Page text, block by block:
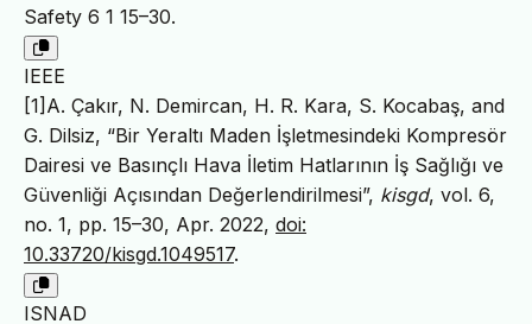
Safety 6 1 15–30.
IEEE
[1]A. Çakır, N. Demircan, H. R. Kara, S. Kocabaş, and
G. Dilsiz, “Bir Yeraltı Maden İşletmesindeki Kompresör
Dairesi ve Basınçlı Hava İletim Hatlarının İş Sağlığı ve
Güvenliği Açısından Değerlendirilmesi”, kisgd, vol. 6,
no. 1, pp. 15–30, Apr. 2022, doi:
10.33720/kisgd.1049517.
ISNAD